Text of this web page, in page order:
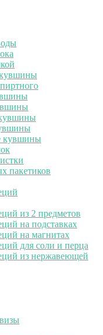
кувшины
пакетиков
из 2 предметов
на подставках
на магнитах
для соли и перца
из нержавеющей